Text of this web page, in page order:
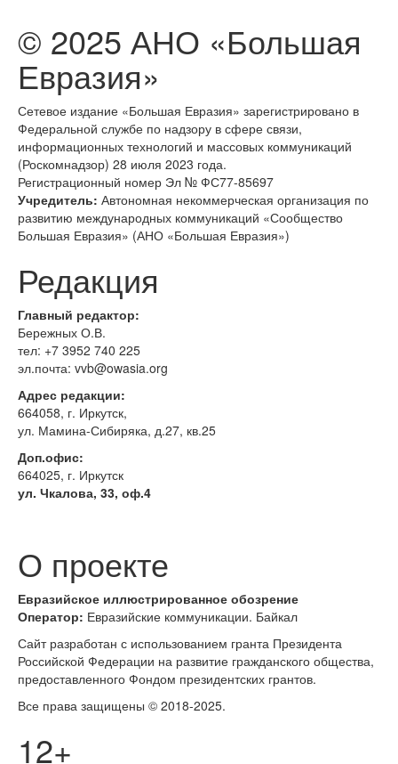
© 2025 АНО «Большая
Евразия»
Сетевое издание «Большая Евразия» зарегистрировано в
Федеральной службе по надзору в сфере связи,
информационных технологий и массовых коммуникаций
(Роскомнадзор) 28 июля 2023 года.
Регистрационный номер Эл № ФС77-85697
Учредитель: Автономная некоммерческая организация по
развитию международных коммуникаций «Сообщество
Большая Евразия» (АНО «Большая Евразия»)
Редакция
Главный редактор:
Бережных О.В.
тел: +7 3952 740 225
эл.почта: vvb@owasia.org
Адрес редакции:
664058, г. Иркутск,
ул. Мамина-Сибиряка, д.27, кв.25
Доп.офис:
664025, г. Иркутск
ул. Чкалова, 33, оф.4
О проекте
Евразийское иллюстрированное обозрение
Оператор: Евразийские коммуникации. Байкал
Сайт разработан с использованием гранта Президента
Российской Федерации на развитие гражданского общества,
предоставленного Фондом президентских грантов.
Все права защищены © 2018-2025.
12+